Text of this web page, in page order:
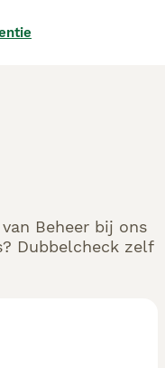
Beheer bij ons
Dubbelcheck zelf